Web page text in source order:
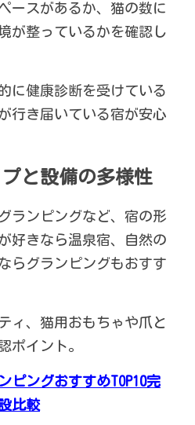
ースがあるか、猫の数に
が整っているかを確認し
に健康診断を受けている
行き届いている宿が安心
と設備の多様性
ランピングなど、宿の形
好きなら温泉宿、自然の
らグランピングもおすす
ィ、猫用おもちゃや爪と
ポイント。
ピングおすすめTOP10完
比較